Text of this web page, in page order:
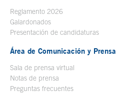
Reglamento 2026
Galardonados
Presentación de candidaturas
Área de Comunicación y Prensa
Sala de prensa virtual
Notas de prensa
Preguntas frecuentes